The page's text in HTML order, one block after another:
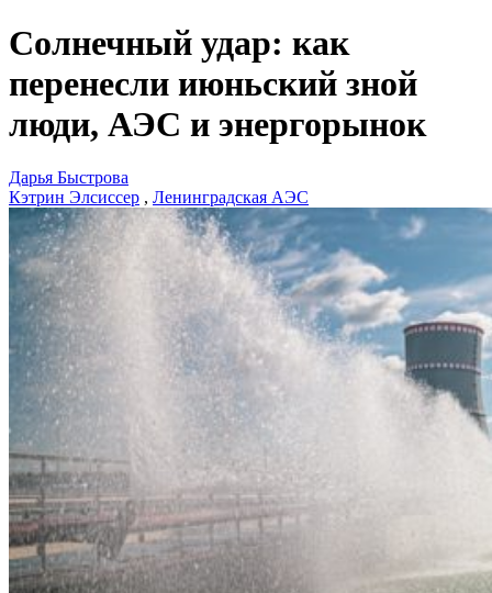
Солнечный удар: как
перенесли июньский зной
люди, АЭС и энергорынок
Дарья Быстрова
Кэтрин Элсиссер , Ленинградская АЭС